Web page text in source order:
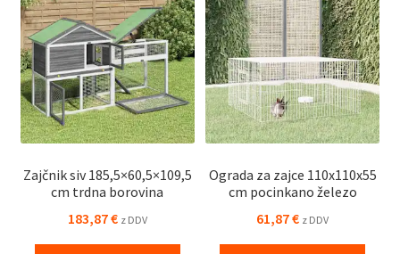
Zajčnik siv 185,5×60,5×109,5
cm trdna borovina
183,87€ z DDV
Ograda za zajce 110x110x55
cm pocinkano železo
61,87€ z DDV